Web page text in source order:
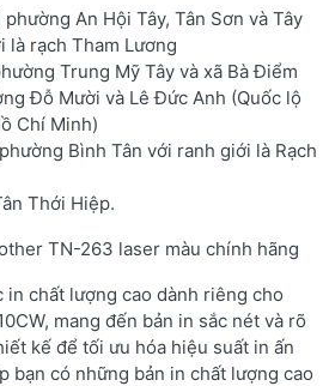
An Hội Tây, Tân Sơn và Tây
là rạch Tham Lương
Trung Mỹ Tây và xã Bà Điểm
Đỗ Mười và Lê Đức Anh (Quốc lộ
Chí Minh)
Bình Tân với ranh giới là Rạch
Thới Hiệp.
TN-263 laser màu chính hãng
in chất lượng cao dành riêng cho
mang đến bản in sắc nét và rõ
kế để tối ưu hóa hiệu suất in ấn
bạn có những bản in chất lượng cao